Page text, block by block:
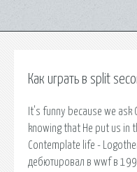
Как играть в split
It's funny because we
knowing that He put us in
Contemplate life -
дебютировал в wwf в